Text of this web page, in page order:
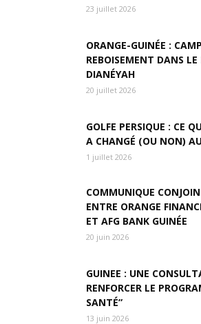
23 juillet 2026
ORANGE-GUINÉE :
REBOISEMENT DANS LE
DIANÉYAH
20 juillet 2026
GOLFE PERSIQUE : CE
A CHANGÉ (OU NON)
1 juillet 2026
COMMUNIQUE
ENTRE ORANGE
ET AFG BANK GUINÉE
20 juin 2026
GUINEE : UNE
RENFORCER LE
SANTÉ”
13 juin 2026